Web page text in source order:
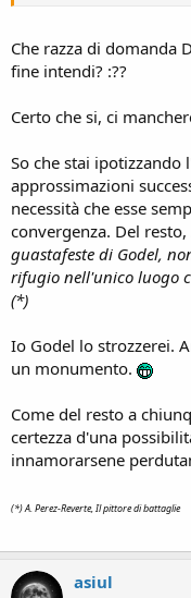
Che razza di domanda
fine intendi? :??
Certo che si, ci
So che stai
approssimazioni
necessità che esse
convergenza. Del resto,
guastafeste di Godel,
rifugio nell'unico luogo
(*)
Io Godel lo strozzerei.
un monumento.
Come del resto a
certezza d'una
innamorarsene
(*) A. Perez-Reverte, Il pittore di battaglie
asiul